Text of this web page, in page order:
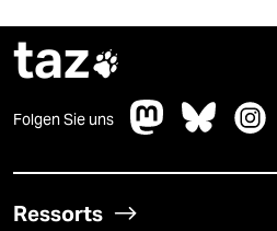
taz
Folgen Sie uns
Ressorts